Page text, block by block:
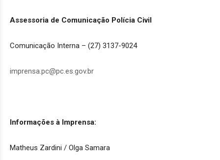
Assessoria de Comunicação Polícia Civil
Comunicação Interna – (27) 3137-9024
imprensa.pc@pc.es.gov.br
Informações à Imprensa:
Matheus Zardini / Olga Samara